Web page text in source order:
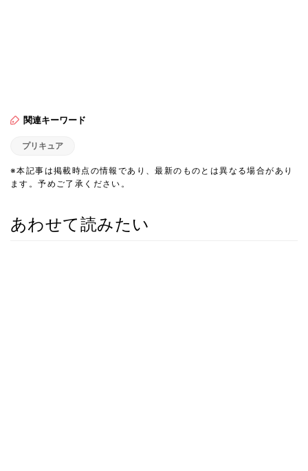
関連キーワード
プリキュア
※本記事は掲載時点の情報であり、最新のものとは異なる場合があり
ます。予めご了承ください。
あわせて読みたい